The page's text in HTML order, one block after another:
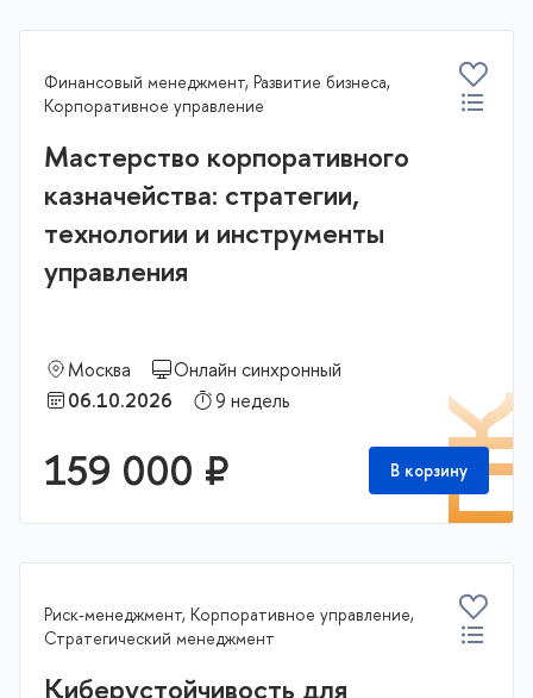
Финансовый менеджмент, Развитие бизнеса,
Корпоративное управление
Мастерство корпоративного
казначейства: стратегии,
технологии и инструменты
управления
Москва
Онлайн синхронный
06.10.2026
9 недель
159 000 ₽ В корзину
Риск-менеджмент, Корпоративное управление,
Стратегический менеджмент
Киберустойчивость для